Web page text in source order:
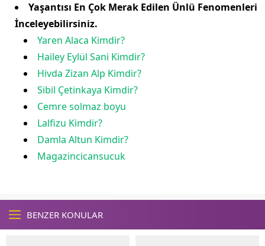
Yaşantısı En Çok Merak Edilen Ünlü Fenomenleri
İnceleyebilirsiniz.
Yaren Alaca Kimdir?
Hailey Eylül Sani Kimdir?
Hivda Zizan Alp Kimdir?
Sibil Çetinkaya Kimdir?
Cemre solmaz boyu
Lalfizu Kimdir?
Damla Altun Kimdir?
Magazincicansucuk
BENZER KONULAR